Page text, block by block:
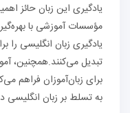
یادگیری این زبان حائز
مؤسسات آموزشی با
یادگیری زبان انگلیسی را
تبدیل می‌کنند.همچنین،
برای زبان‌آموزان فراهم
به تسلط بر زبان انگلیسی